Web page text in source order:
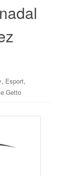
, Esport,
Getto